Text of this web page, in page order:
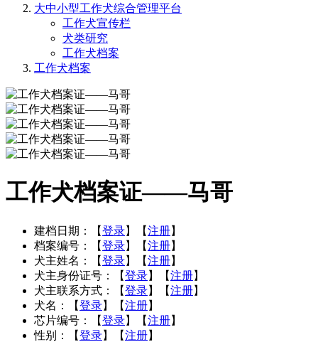
大中小型工作犬综合管理平台
工作犬宣传栏
犬类研究
工作犬档案
工作犬档案
工作犬档案证——马哥
建档日期： 【登录】【注册】
档案编号：
【登录】【注册】
犬主姓名：
【登录】【注册】
犬主身份证号：
【登录】【注册】
犬主联系方式：
【登录】【注册】
犬名：
【登录】【注册】
芯片编号：
【登录】【注册】
性别：
【登录】【注册】